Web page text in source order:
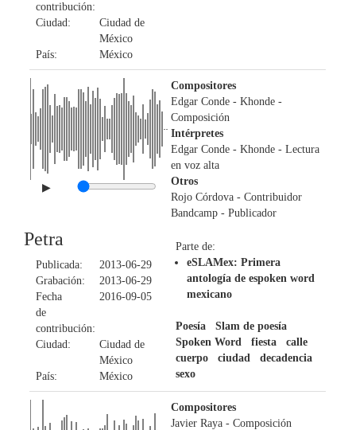
contribución:
Ciudad:
Ciudad de
México
País:
México
▶
Petra
Publicada:
2013-06-29
Grabación:
2013-06-29
Fecha
de
contribución:
2016-09-05
Ciudad:
Ciudad de
México
País:
México
Compositores
Edgar Conde - Khonde -
Composición
Intérpretes
Edgar Conde - Khonde - Lectura
en voz alta
Otros
Rojo Córdova - Contribuidor
Bandcamp - Publicador
Parte de:
eSLAMex: Primera
antología de espoken word
mexicano
Poesía
Slam de poesía
Spoken Word
fiesta
calle
cuerpo
ciudad
decadencia
sexo
Compositores
Javier Raya - Composición